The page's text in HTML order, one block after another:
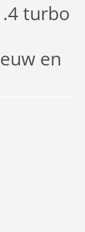
turbo
en